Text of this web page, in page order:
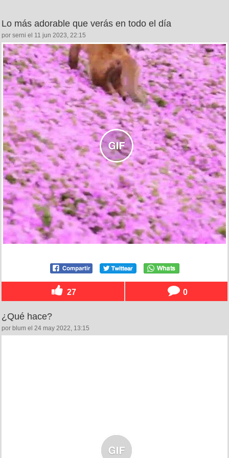
Lo más adorable que verás en todo el día
por serni el 11 jun 2023, 22:15
27 0
¿Qué hace?
por blum el 24 may 2022, 13:15